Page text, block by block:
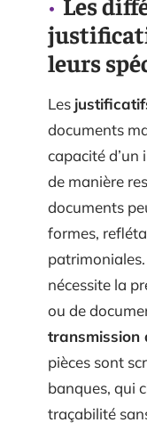
leurs
Les
documents
capacité d’un
de manière
documents
formes,
patrimoniales.
nécessite la
ou de
transmission
pièces sont
banques, qui
traçabilité